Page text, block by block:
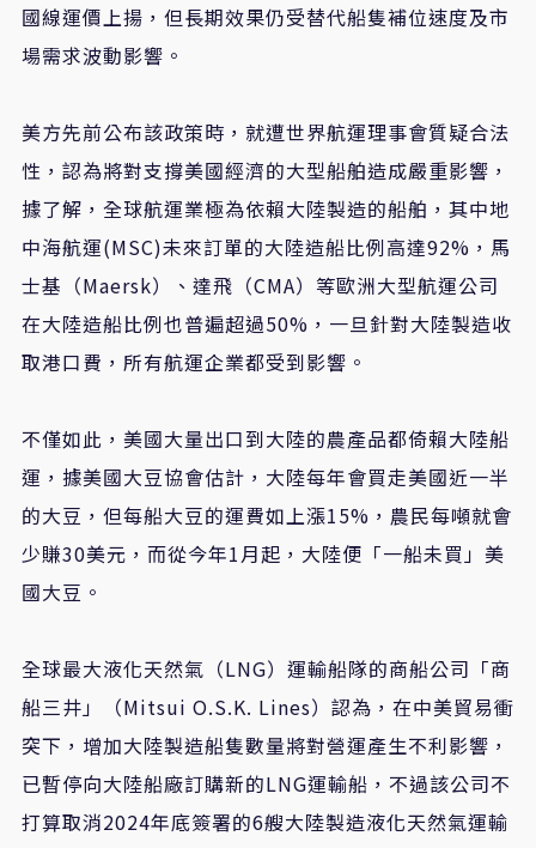
國線運價上揚，但長期效果仍受替代船隻補位速度及市
場需求波動影響。
美方先前公布該政策時，就遭世界航運理事會質疑合法
性，認為將對支撐美國經濟的大型船舶造成嚴重影響，
據了解，全球航運業極為依賴大陸製造的船舶，其中地
中海航運(MSC)未來訂單的大陸造船比例高達92%，馬
士基（Maersk）、達飛（CMA）等歐洲大型航運公司
在大陸造船比例也普遍超過50%，一旦針對大陸製造收
取港口費，所有航運企業都受到影響。
不僅如此，美國大量出口到大陸的農產品都倚賴大陸船
運，據美國大豆協會估計，大陸每年會買走美國近一半
的大豆，但每船大豆的運費如上漲15%，農民每噸就會
少賺30美元，而從今年1月起，大陸便「一船未買」美
國大豆。
全球最大液化天然氣（LNG）運輸船隊的商船公司「商
船三井」（Mitsui O.S.K. Lines）認為，在中美貿易衝
突下，增加大陸製造船隻數量將對營運產生不利影響，
已暫停向大陸船廠訂購新的LNG運輸船，不過該公司不
打算取消2024年底簽署的6艘大陸製造液化天然氣運輸